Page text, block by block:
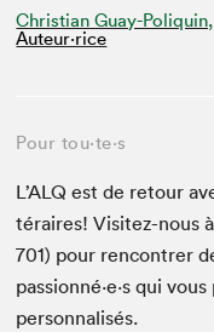
Christian Guay-Poliquin,
Auteur·rice
Pour tou⋅te⋅s
L’ALQ est de retour
téraires! Vis­itez-nous
701) pour ren­con­tr­er
passionné·e·s qui
personnalisés.